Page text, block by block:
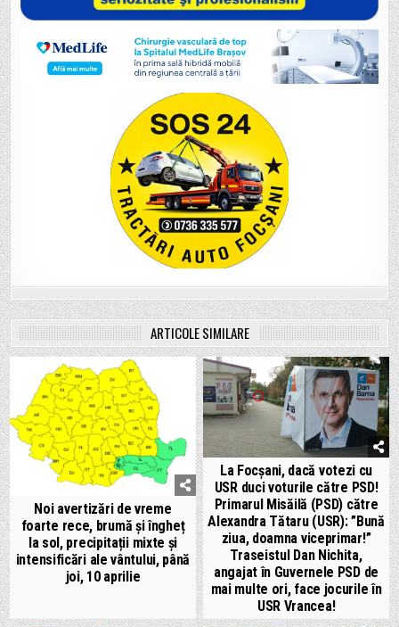
ARTICOLE SIMILARE
Noi avertizări de vreme
foarte rece, brumă și îngheț
la sol, precipitații mixte și
intensificări ale vântului, până
joi, 10 aprilie
La Focșani, dacă votezi cu
USR duci voturile către PSD!
Primarul Misăilă (PSD) către
Alexandra Tătaru (USR): ”Bună
ziua, doamna viceprimar!”
Traseistul Dan Nichita,
angajat în Guvernele PSD de
mai multe ori, face jocurile în
USR Vrancea!